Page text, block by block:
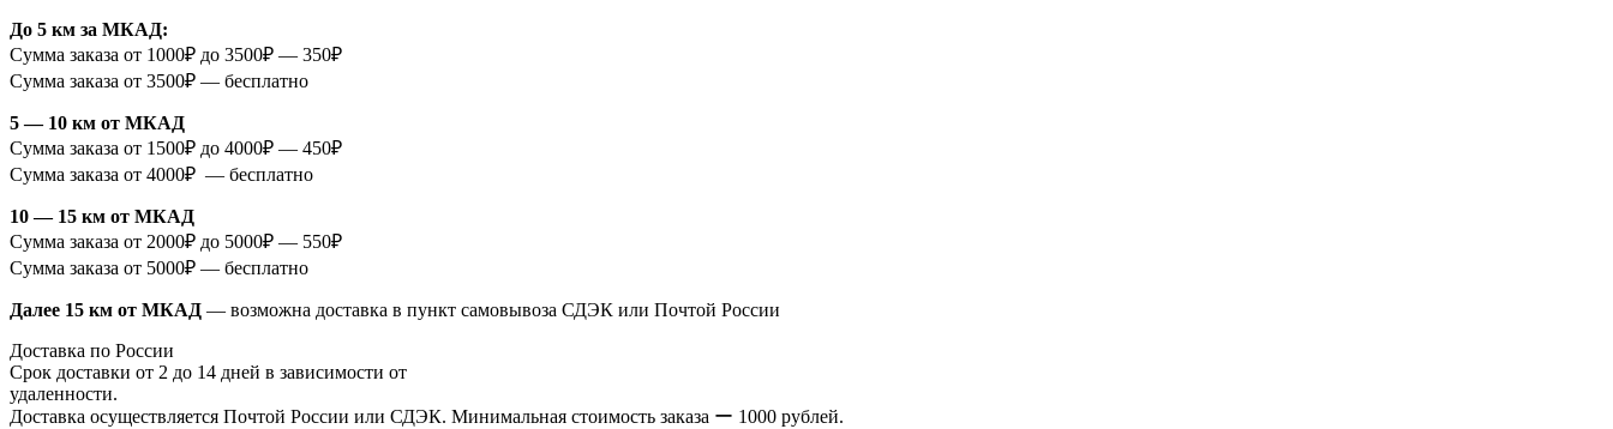
До 5 км за МКАД:
Сумма заказа от 1000₽ до 3500₽ — 350₽
Сумма заказа от 3500₽ — бесплатно
5 — 10 км от МКАД
Сумма заказа от 1500₽ до 4000₽ — 450₽
Сумма заказа от 4000₽ — бесплатно
10 — 15 км от МКАД
Сумма заказа от 2000₽ до 5000₽ — 550₽
Сумма заказа от 5000₽ — бесплатно
Далее 15 км от МКАД — возможна доставка в пункт самовывоза СДЭК или Почтой России
Доставка по России
Срок доставки от 2 до 14 дней в зависимости от
удаленности.
Доставка осуществляется Почтой России или СДЭК. Минимальная стоимость заказа ー 1000 рублей.